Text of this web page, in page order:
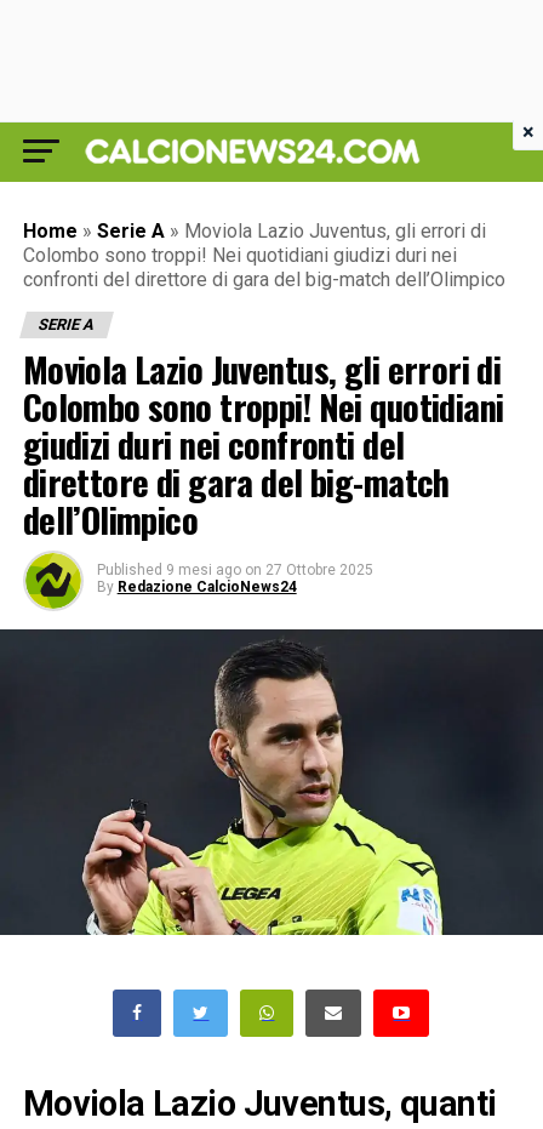
Home » Serie A » Moviola Lazio Juventus, gli errori di
Colombo sono troppi! Nei quotidiani giudizi duri nei
confronti del direttore di gara del big-match dell’Olimpico
SERIE A
Moviola Lazio Juventus, gli errori di
Colombo sono troppi! Nei quotidiani
giudizi duri nei confronti del
direttore di gara del big-match
dell’Olimpico
Published 9 mesi ago on 27 Ottobre 2025
By Redazione CalcioNews24
Moviola Lazio Juventus, quanti
×